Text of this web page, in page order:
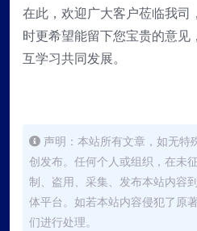
在此，欢迎广大客户莅临我司
时更希望能留下您宝贵的意见
互学习共同发展。
声明：本站所有文章，如无特
创发布。任何个人或组织，在未
制、盗用、采集、发布本站内容
体平台。如若本站内容侵犯了原
们进行处理。